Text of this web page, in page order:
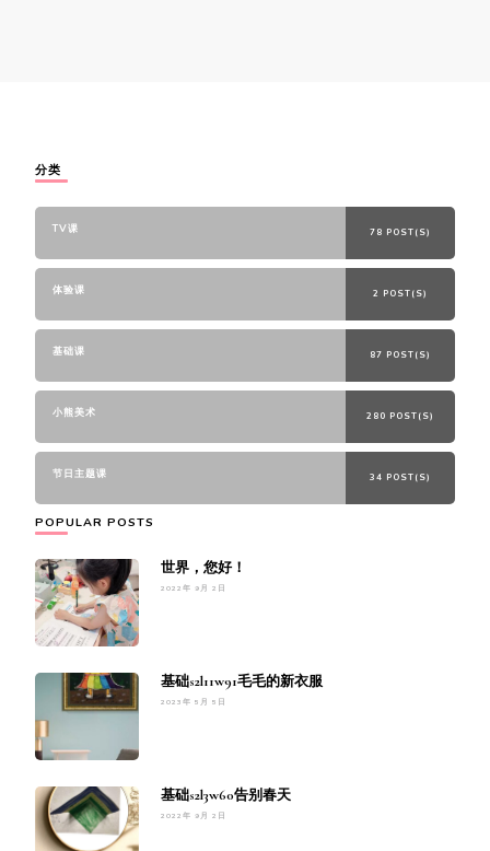
分类
TV课 78 POST(S)
体验课 2 POST(S)
基础课 87 POST(S)
小熊美术 280 POST(S)
节日主题课 34 POST(S)
POPULAR POSTS
世界，您好！
2022年 9月 2日
基础s2l11w91毛毛的新衣服
2023年 5月 5日
基础s2l3w60告别春天
2022年 9月 2日